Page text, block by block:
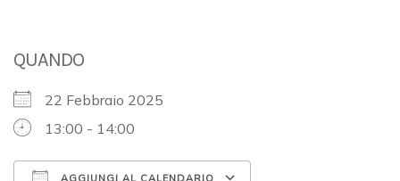
QUANDO
22 Febbraio 2025
13:00 - 14:00
AGGIUNGI AL CALENDARIO